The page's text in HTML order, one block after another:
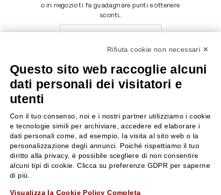
o in negozio ti fa guadagnare punti e ottenere
sconti.
SERVE AIUTO?
+39 3346440838
servizioclienti@rossiprofumi.it
SEGUICI SU
SERVIZIO CLIENTI
Resi e rimborsi Chi siamo
Rifiuta cookie non necessari ✕
Questo sito web raccoglie alcuni
dati personali dei visitatori e
utenti
Con il tuo consenso, noi e i nostri partner utilizziamo i cookie
e tecnologie simili per archiviare, accedere ed elaborare i
dati personali come, ad esempio, la visita al sito web o la
personalizzazione degli annunci. Poiché rispettiamo il tuo
diritto alla privacy, è possibile scegliere di non consentire
alcuni tipi di cookie. Clicca su preferenze GDPR per saperne
di più.
Visualizza la Cookie Policy Completa